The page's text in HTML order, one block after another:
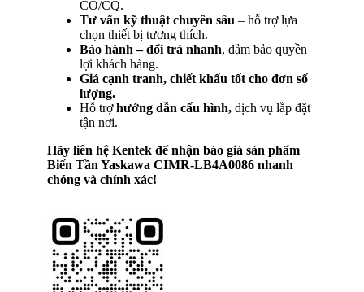
CO/CQ.
Tư vấn kỹ thuật chuyên sâu – hỗ trợ lựa
chọn thiết bị tương thích.
Bảo hành – đổi trả nhanh, đảm bảo quyền
lợi khách hàng.
Giá cạnh tranh, chiết khấu tốt cho đơn số
lượng.
Hỗ trợhướng dẫn cấu hình, dịch vụ lắp đặt
tận nơi.
Hãy liên hệ Kentek để nhận báo giá sản phẩm
Biến Tần Yaskawa CIMR-LB4A0086 nhanh
chóng và chính xác!